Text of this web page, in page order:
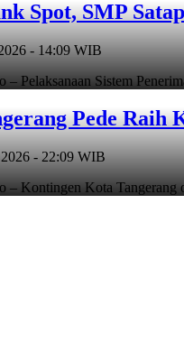
Spot, SMP
- 14:09 WIB
– Pelaksanaan Sistem
Pede Raih
- 22:09 WIB
– Kontingen Kota Tangerang